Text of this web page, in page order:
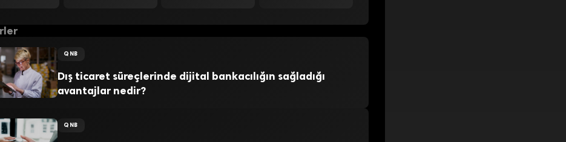
QNB
Dış ticaret süreçlerinde dijital bankacılığın sağladığı
avantajlar nedir?
QNB